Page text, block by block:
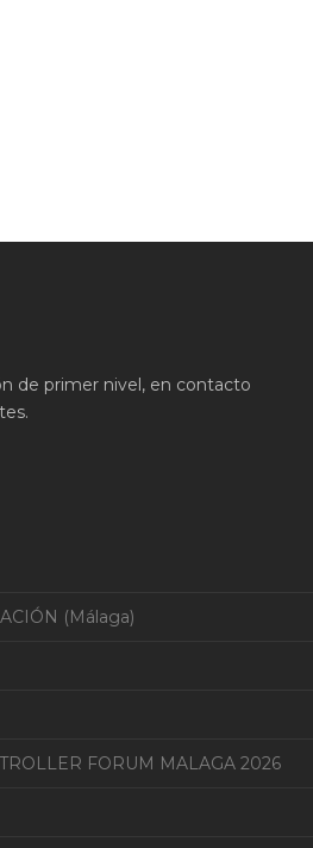
de primer nivel, en contacto
(Málaga)
FORUM MALAGA 2026